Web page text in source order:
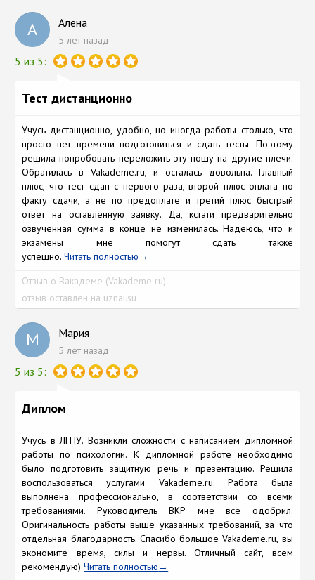
А Алена
5 лет назад
5 из 5:
Тест дистанционно
Учусь дистанционно, удобно, но иногда работы столько, что
просто нет времени подготовиться и сдать тесты. Поэтому
решила попробовать переложить эту ношу на другие плечи.
Обратилась в Vakademe.ru, и осталась довольна. Главный
плюс, что тест сдан с первого раза, второй плюс оплата по
факту сдачи, а не по предоплате и третий плюс быстрый
ответ на оставленную заявку. Да, кстати предварительно
озвученная сумма в конце не изменилась. Надеюсь, что и
экзамены мне помогут сдать также
успешно.Читать полностью
Отзыв о Вакадеме (Vakademe ru)
отзыв оставлен на uznai.su
М Мария
5 лет назад
5 из 5:
Диплом
Учусь в ЛГПУ. Возникли сложности с написанием дипломной
работы по психологии. К дипломной работе необходимо
было подготовить защитную речь и презентацию. Решила
воспользоваться услугами Vakademe.ru. Работа была
выполнена профессионально, в соответствии со всеми
требованиями. Руководитель ВКР мне все одобрил.
Оригинальность работы выше указанных требований, за что
отдельная благодарность. Спасибо большое Vakademe.ru, вы
экономите время, силы и нервы. Отличный сайт, всем
рекомендую)Читать полностью